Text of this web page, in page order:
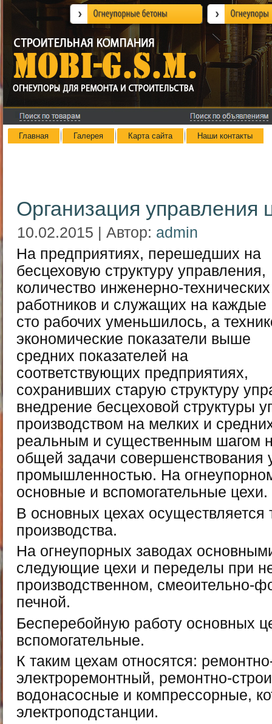
Главная Галерея Карта сайта Наши контакты
Организация управления
10.02.2015 | Автор: admin
На предприятиях, перешедших на
бесцеховую структуру управления,
количество инженерно-технических
работников и служащих на каждые
сто рабочих уменьшилось, а
экономические показатели выше
средних показателей на
соответствующих предприятиях,
сохранивших старую структуру
внедрение бесцеховой структуры
производством на мелких и
реальным и существенным шагом
общей задачи совершенствования
промышленностью. На
основные и вспомогательные цехи.
В основных цехах осуществляется
производства.
На огнеупорных заводах
следующие цехи и переделы при
производственном, смеоительно-
печной.
Бесперебойную работу основных
вспомогательные.
К таким цехам относятся:
электроремонтный, ремонтно-
водонасосные и компрессорные,
электроподстанции.